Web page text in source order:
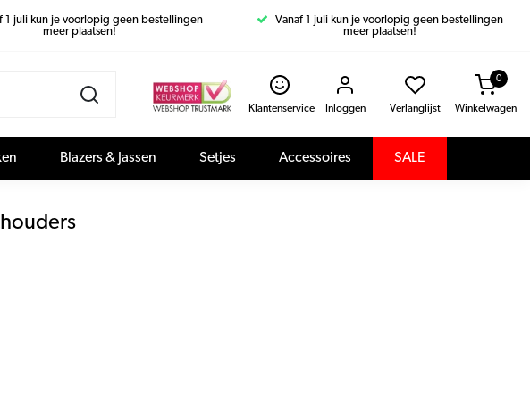
1 juli kun je voorlopig geen bestellingen
meer plaatsen!
Vanaf 1 juli kun je voorlopig geen bestellingen
meer plaatsen!
Klantenservice Inloggen Verlanglijst Winkelwagen
0
Blazers & Jassen Setjes Accessoires SALE